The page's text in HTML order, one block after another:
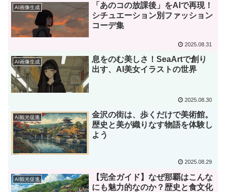
AI画像生成
「あのコの放課後」をAIで再現！
シチュエーション別ファッション
コーデ集
2025.08.31
AI画像生成
息をのむ美しさ！SeaArtで創り
出す、AI美女イラストの世界
2025.08.30
AI観光促進
金沢の街は、歩くだけで美術館。
歴史と美が織りなす物語を体験し
よう
2025.08.29
AI観光促進
【完全ガイド】なぜ那覇はこんな
にも魅力的なのか？歴史と食文化